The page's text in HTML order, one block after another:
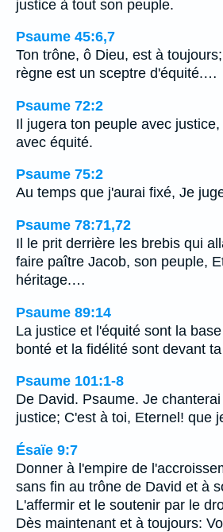
justice à tout son peuple.
Psaume 45:6,7
Ton trône, ô Dieu, est à
règne est un sceptre d'équité.…
Psaume 72:2
Il jugera ton peuple avec
avec équité.
Psaume 75:2
Au temps que j'aurai fixé, Je
Psaume 78:71,72
Il le prit derrière les brebis qui
faire paître Jacob, son peuple,
héritage.…
Psaume 89:14
La justice et l'équité sont la
bonté et la fidélité sont devant
Psaume 101:1-8
De David. Psaume. Je
justice; C'est à toi, Eternel! que
Ésaïe 9:7
Donner à l'empire de
sans fin au trône de David et à
L'affermir et le soutenir par le
Dès maintenant et à toujours: